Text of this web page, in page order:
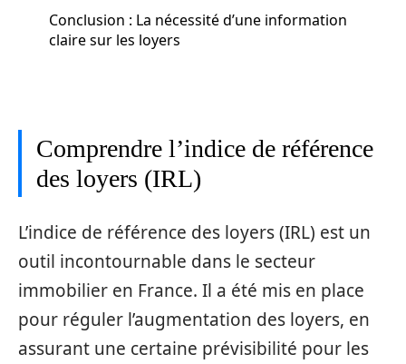
Conclusion : La nécessité d’une information
claire sur les loyers
Comprendre l’indice de référence
des loyers (IRL)
L’indice de référence des loyers (IRL) est un
outil incontournable dans le secteur
immobilier en France. Il a été mis en place
pour réguler l’augmentation des loyers, en
assurant une certaine prévisibilité pour les